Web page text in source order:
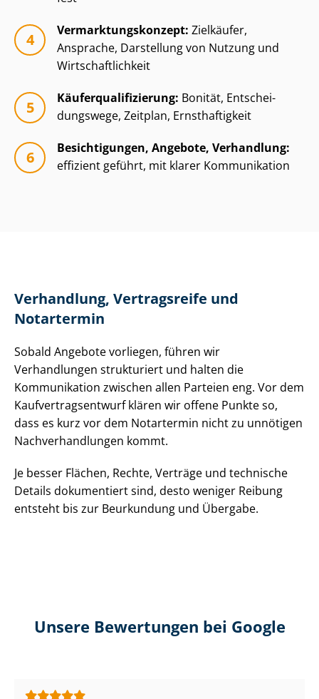
Ver­mark­tungs­kon­zept: Zielkäufer,
Ansprache, Darstellung von Nutzung und
Wirt­schaft­lich­keit
Käu­fer­qua­li­fi­zie­rung: Bonität, Ent­schei­
dungs­we­ge, Zeitplan, Ernsthaftigkeit
Besichtigungen, Angebote, Verhandlung:
effizient geführt, mit klarer Kommunikation
Verhandlung, Vertragsreife und
Notartermin
Sobald Angebote vorliegen, führen wir
Verhandlungen strukturiert und halten die
Kommunikation zwischen allen Parteien eng. Vor dem
Kauf­ver­trags­ent­wurf klären wir offene Punkte so,
dass es kurz vor dem Notartermin nicht zu unnötigen
Nach­ver­hand­lun­gen kommt.
Je besser Flächen, Rechte, Verträge und technische
Details dokumentiert sind, desto weniger Reibung
entsteht bis zur Beurkundung und Übergabe.
Unsere Bewertungen bei Google